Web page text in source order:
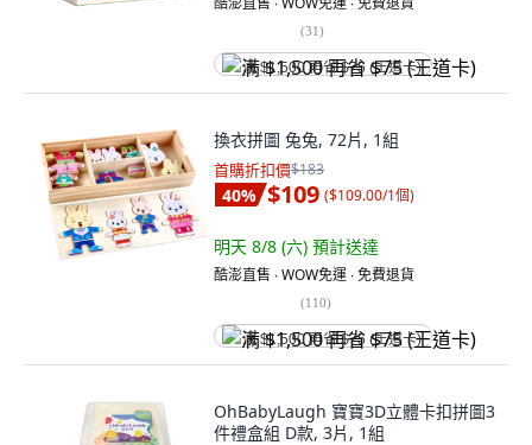
(31)
满 $1,500 再省 $75 (王道卡)
換衣拼圖 兔兔, 72片, 1組
首購折扣價$183
40% $109 ($109.00/1個)
明天 8/8 (六) 預計送達
酷澎直售 ∙ WOW免運 ∙ 免費退貨
(110)
满 $1,500 再省 $75 (王道卡)
OhBabyLaugh 寶寶3D立體卡扣拼圖3
件禮盒組 D款, 3片, 1組